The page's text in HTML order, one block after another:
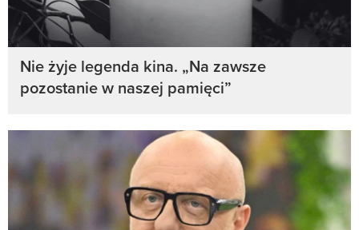
Nie żyje legenda kina. „Na zawsze
pozostanie w naszej pamięci”